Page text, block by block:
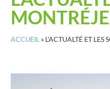
ACCUEIL » L'ACTUALTÉ ET LES